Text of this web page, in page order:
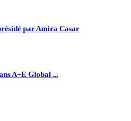
par Amira Casar
A+E Global ...